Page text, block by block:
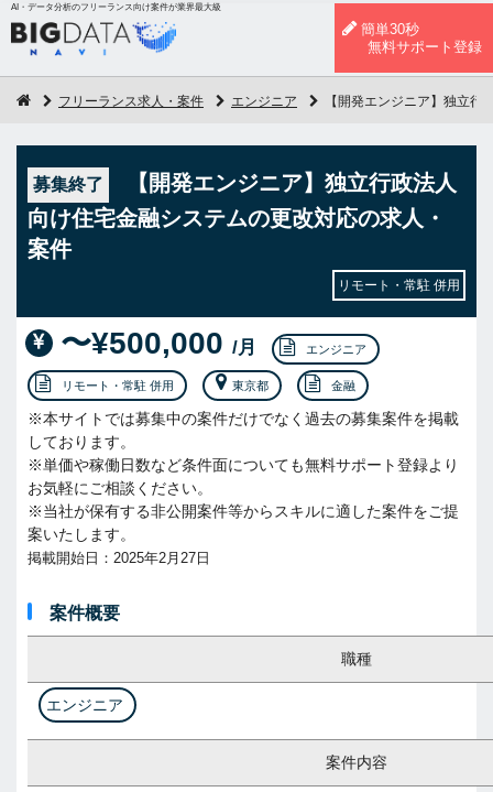
AI・データ分析のフリーランス向け案件が業界最大級
簡単30秒
無料サポート登録
フリーランス求人・案件 エンジニア 【開発エンジニア】独立
募集終了
【開発エンジニア】独立行政法人
向け住宅金融システムの更改対応の求人・
案件
リモート・常駐 併用
〜¥500,000 /月 エンジニア
リモート・常駐 併用 東京都 金融
※本サイトでは募集中の案件だけでなく過去の募集案件を掲載
しております。
※単価や稼働日数など条件面についても無料サポート登録より
お気軽にご相談ください。
※当社が保有する非公開案件等からスキルに適した案件をご提
案いたします。
掲載開始日：2025年2月27日
案件概要
職種
エンジニア
案件内容